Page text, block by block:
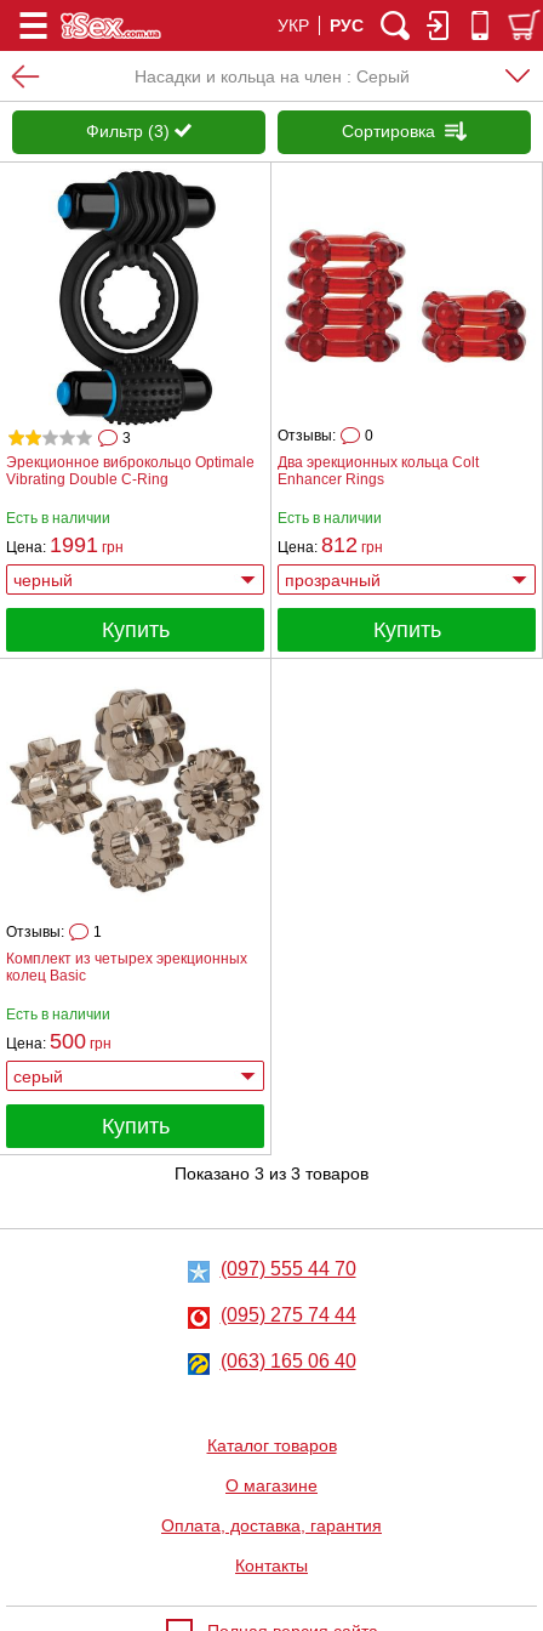
УКР РУС
Насадки и кольца на член : Серый
Фильтр (3) Сортировка
Эрекционное виброкольцо Optimale
Vibrating Double C-Ring
3
Есть в наличии
Цена: 1991 грн
Купить
Два эрекционных кольца Colt
Enhancer Rings
Отзывы: 0
Есть в наличии
Цена: 812 грн
Купить
Комплект из четырех эрекционных
колец Basic
Отзывы: 1
Есть в наличии
Цена: 500 грн
Купить
Показано 3 из 3 товаров
(097) 555 44 70
(095) 275 74 44
(063) 165 06 40
Каталог товаров
О магазине
Оплата, доставка, гарантия
Контакты